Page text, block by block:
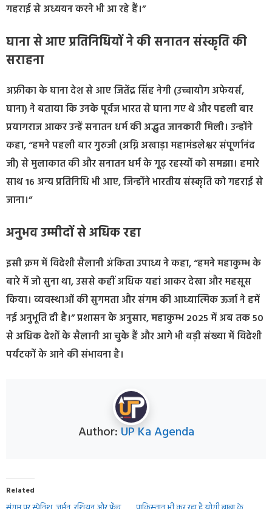
गहराई से अध्ययन करने भी आ रहे हैं।”
घाना से आए प्रतिनिधियों ने की सनातन संस्कृति की
सराहना
अफ्रीका के घाना देश से आए जितेंद्र सिंह नेगी (उच्चायोग अफेयर्स,
घाना) ने बताया कि उनके पूर्वज भारत से घाना गए थे और पहली बार
प्रयागराज आकर उन्हें सनातन धर्म की अद्भुत जानकारी मिली। उन्होंने
कहा, “हमने पहली बार गुरुजी (अग्नि अखाड़ा महामंडलेश्वर संपूर्णानंद
जी) से मुलाकात की और सनातन धर्म के गूढ़ रहस्यों को समझा। हमारे
साथ 16 अन्य प्रतिनिधि भी आए, जिन्होंने भारतीय संस्कृति को गहराई से
जाना।”
अनुभव उम्मीदों से अधिक रहा
इसी क्रम में विदेशी सैलानी अंकिता उपाध्य ने कहा, “हमने महाकुम्भ के
बारे में जो सुना था, उससे कहीं अधिक यहां आकर देखा और महसूस
किया। व्यवस्थाओं की सुगमता और संगम की आध्यात्मिक ऊर्जा ने हमें
नई अनुभूति दी है।” प्रशासन के अनुसार, महाकुम्भ 2025 में अब तक 50
से अधिक देशों के सैलानी आ चुके हैं और आगे भी बड़ी संख्या में विदेशी
पर्यटकों के आने की संभावना है।
Author: UP Ka Agenda
Related